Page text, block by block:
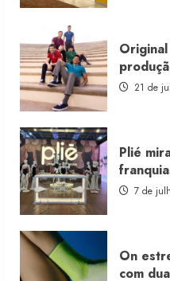
21 de
Plié
7 de
On
com